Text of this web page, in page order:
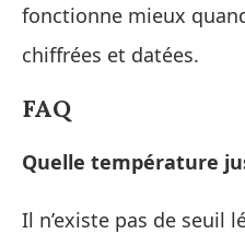
fonctionne mieux
chiffrées et datées.
FAQ
Quelle température
Il n’existe pas de seuil